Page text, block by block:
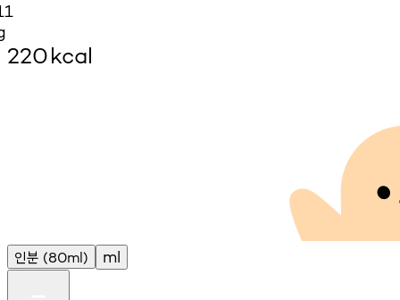
220kcal
인분 (80ml) ml